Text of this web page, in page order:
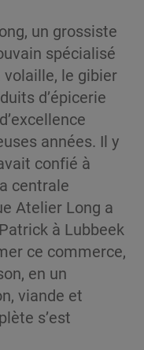
un grossiste
spécialisé
le gibier
d’épicerie
années. Il y
confié à
centrale
Atelier Long a
à Lubbeek
ce commerce,
en un
viande et
s’est